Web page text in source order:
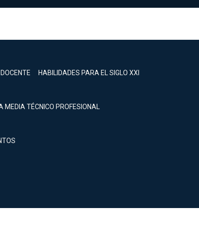
HABILIDADES PARA EL SIGLO XXI
MEDIA TÉCNICO PROFESIONAL